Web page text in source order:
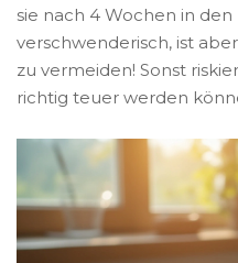
sie nach 4 Wochen in
verschwenderisch, ist
zu vermeiden! Sonst
richtig teuer werden